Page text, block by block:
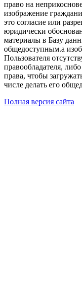
право на
изображение
это согласие или
юридически
материалы в Базу
общедоступным.а
Пользователя
правообладателя,
права, чтобы
числе делать его
Полная версия сайта